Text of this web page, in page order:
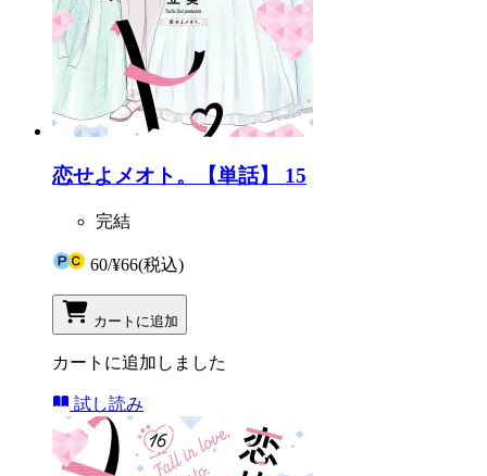
恋せよメオト。【単話】 15
完結
60/¥66(税込)
カートに追加
カートに追加しました
試し読み